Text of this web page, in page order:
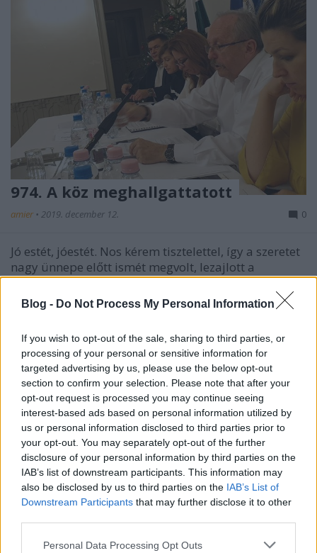
Blog - Do Not Process My Personal Information
If you wish to opt-out of the sale, sharing to third parties, or
processing of your personal or sensitive information for
targeted advertising by us, please use the below opt-out
section to confirm your selection. Please note that after your
opt-out request is processed you may continue seeing
interest-based ads based on personal information utilized by
us or personal information disclosed to third parties prior to
your opt-out. You may separately opt-out of the further
disclosure of your personal information by third parties on the
IAB’s list of downstream participants. This information may
also be disclosed by us to third parties on the IAB’s List of
Downstream Participants that may further disclose it to other
Please note that this website/app uses one or more Google
Personal Data Processing Opt Outs
974. A köz meghallgattatott
amier • 2019. december 12. 0
Jó estét, jóestét. Nos kérem tisztelettel, így a szeretet
nagy ünnepe előtt ismét megvolt, lezajlott a
várvavárt kerületi közmeghallgatás. Hétfőn délután
Erzsébetváros nemrégiben megválasztott, új
képviselőtestülete mindenkit 3 órán át
Mert annyira szép és…